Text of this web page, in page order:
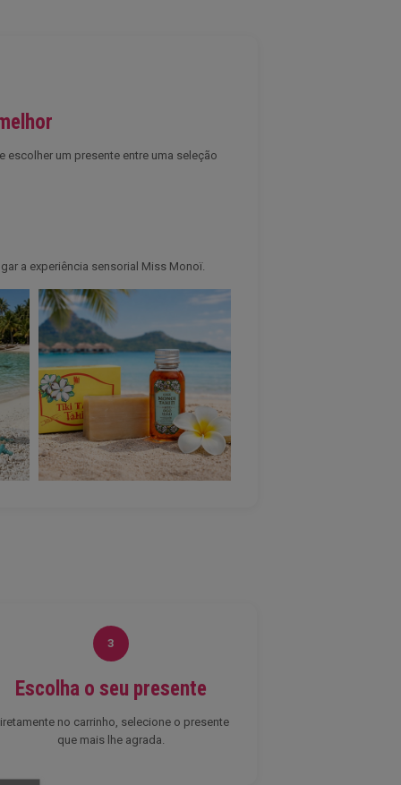
escolher um presente entre uma seleção
a experiência sensorial Miss Monoï.
3
Escolha o seu presente
no carrinho, selecione o presente
que mais lhe agrada.